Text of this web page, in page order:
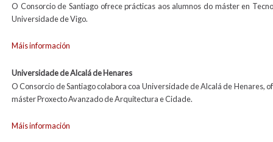
O Consorcio de Santiago ofrece prácticas aos alumnos do máster en
Universidade de Vigo.
Máis información
Universidade de Alcalá de Henares
O Consorcio de Santiago colabora coa Universidade de Alcalá de Henares,
máster Proxecto Avanzado de Arquitectura e Cidade.
Máis información